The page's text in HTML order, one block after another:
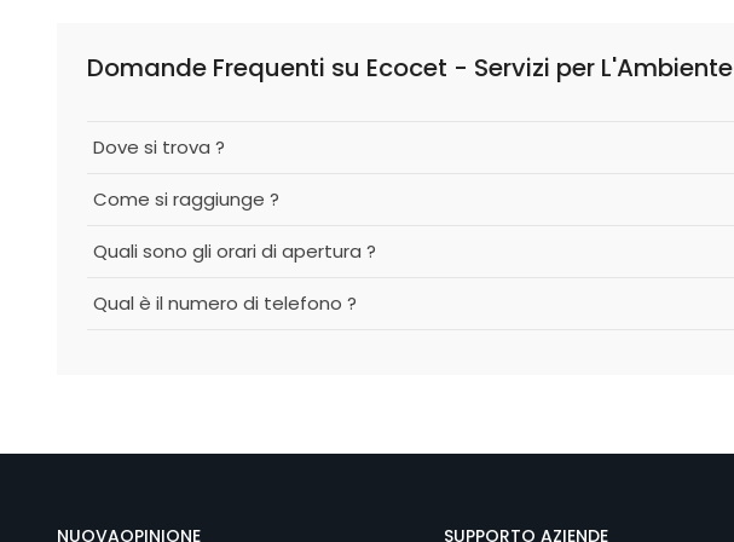
Domande Frequenti su Ecocet - Servizi per L'Ambiente
Dove si trova ?
Come si raggiunge ?
Quali sono gli orari di apertura ?
Qual è il numero di telefono ?
NUOVAOPINIONE SUPPORTO AZIENDE